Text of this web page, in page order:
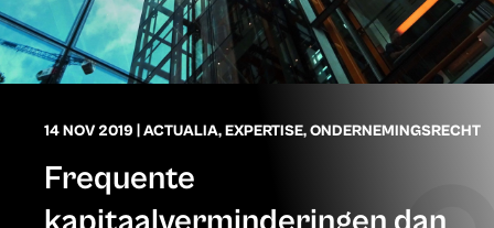
14 NOV 2019 ACTUALIA,EXPERTISE,ONDERNEMINGSRECHT
Frequente